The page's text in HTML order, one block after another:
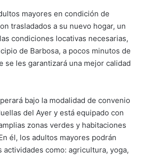
mayores en condición de
trasladados a su nuevo hogar, un
condiciones locativas necesarias,
de Barbosa, a pocos minutos de
se les garantizará una mejor calidad
bajo la modalidad de convenio
del Ayer y está equipado con
zonas verdes y habitaciones
él, los adultos mayores podrán
actividades como: agricultura, yoga,